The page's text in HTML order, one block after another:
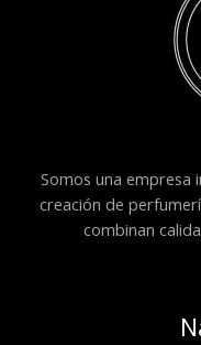
Somos una empresa
creación de
combinan